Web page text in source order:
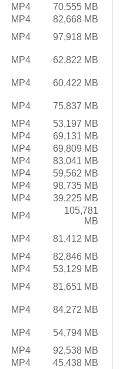
MP4
70,555 MB
MP4
82,668 MB
MP4
97,918 MB
MP4
62,822 MB
MP4
60,422 MB
MP4
75,837 MB
MP4
53,197 MB
MP4
69,131 MB
MP4
69,809 MB
MP4
83,041 MB
MP4
59,562 MB
MP4
98,735 MB
MP4
39,225 MB
MP4
105,781
MB
MP4
81,412 MB
MP4
82,846 MB
MP4
53,129 MB
MP4
81,651 MB
MP4
84,272 MB
MP4
54,794 MB
MP4
92,538 MB
MP4
45,438 MB